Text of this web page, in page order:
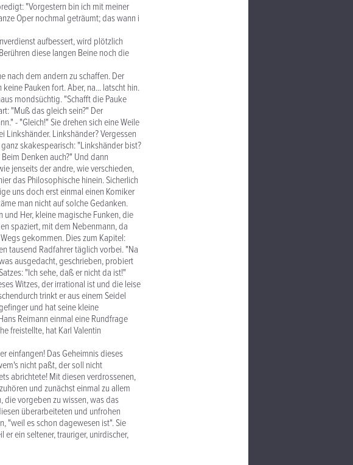
"Vorgestern bin ich mit meiner
Oper nochmal geträumt; das wann i
aufbessert, wird plötzlich
diese langen Beine noch die
nach dem andern zu schaffen. Der
Pauken fort. Aber, na... latscht hin.
mondsüchtig. "Schafft die Pauke
"Muß das gleich sein?" Der
- "Gleich!" Sie drehen sich eine Weile
Linkshänder. Linkshänder? Vergessen
skakespearisch: "Linkshänder bist?
Denken auch?" Und dann
jenseits der andre, wie verschieden,
das Philosophische hinein. Sicherlich
uns doch erst einmal einen Komiker
man nicht auf solche Gedanken.
und Her, kleine magische Funken, die
spaziert, mit dem Nebenmann, da
gekommen. Dies zum Kapitel:
tausend Radfahrer täglich vorbei. "Na
ausgedacht, geschrieben, probiert
"Ich sehe, daß er nicht da ist!"
Witzes, der irrational ist und die leise
trinkt er aus einem Seidel
und hat seine kleine
Reimann einmal eine Rundfrage
freistellte, hat Karl Valentin
einfangen! Das Geheimnis dieses
nicht paßt, der soll nicht
abrichtete! Mit diesen verdrossenen,
und zunächst einmal zu allem
die vorgeben zu wissen, was das
überarbeiteten und unfrohen
"weil es schon dagewesen ist". Sie
ein seltener, trauriger, unirdischer,